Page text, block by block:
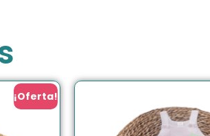
¡Oferta!